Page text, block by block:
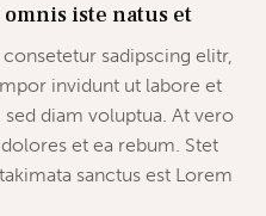
iste natus et
sadipscing elitr,
invidunt ut labore et
diam voluptua. At vero
et ea rebum. Stet
sanctus est Lorem